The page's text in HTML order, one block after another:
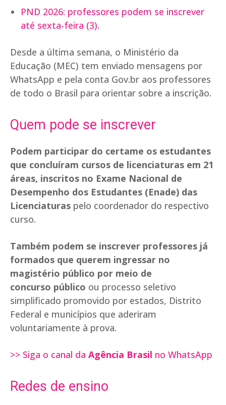
PND 2026: professores podem se inscrever
até sexta-feira (3).
Desde a última semana, o Ministério da
Educação (MEC) tem enviado mensagens por
WhatsApp e pela conta Gov.br aos professores
de todo o Brasil para orientar sobre a inscrição.
Quem pode se inscrever
Podem participar do certame os estudantes
que concluíram cursos de licenciaturas em 21
áreas, inscritos no Exame Nacional de
Desempenho dos Estudantes (Enade) das
Licenciaturas pelo coordenador do respectivo
curso.
Também podem se inscrever professores já
formados que querem ingressar no
magistério público por meio de
concurso público ou processo seletivo
simplificado promovido por estados, Distrito
Federal e municípios que aderiram
voluntariamente à prova.
>> Siga o canal da Agência Brasil no WhatsApp
Redes de ensino